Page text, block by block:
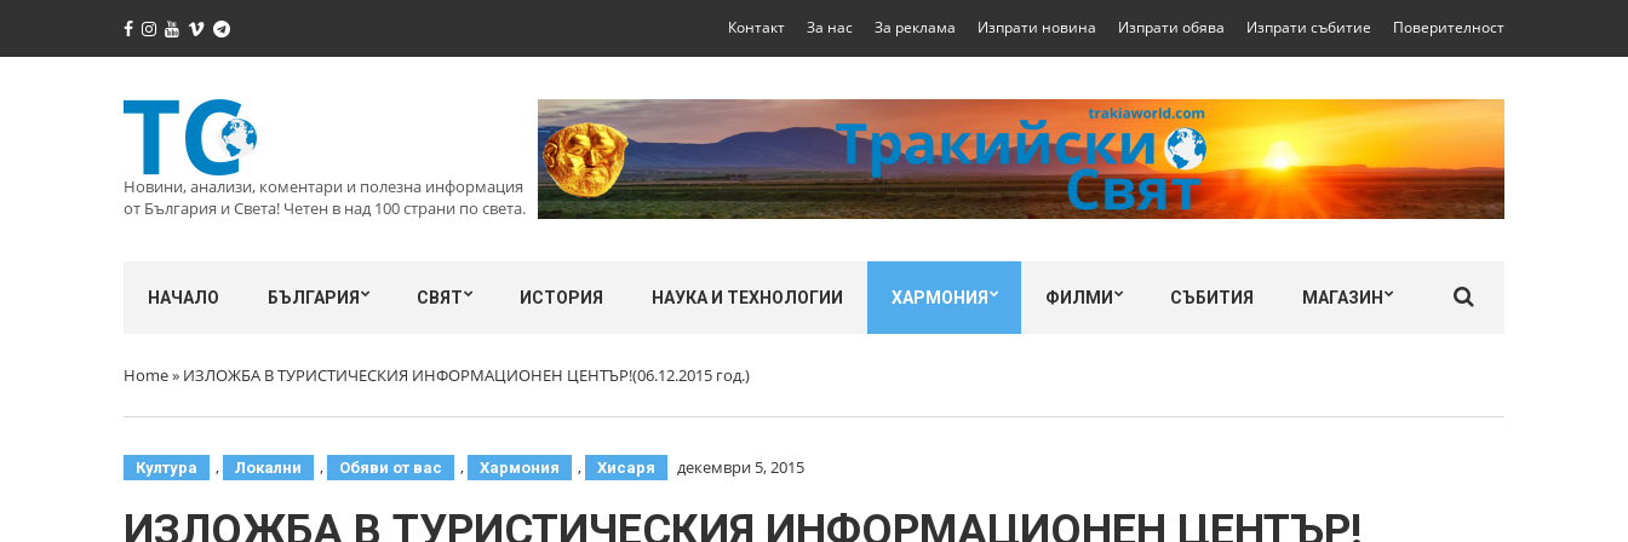
Контакт За нас За реклама Изпрати новина Изпрати обява Изпрати събитие Поверителност
Новини, анализи, коментари и полезна информация
от България и Света! Четен в над 100 страни по света.
НАЧАЛО БЪЛГАРИЯ СВЯТ ИСТОРИЯ НАУКА И ТЕХНОЛОГИИ ХАРМОНИЯ ФИЛМИ СЪБИТИЯ МАГАЗИН
Home» ИЗЛОЖБА В ТУРИСТИЧЕСКИЯ ИНФОРМАЦИОНЕН ЦЕНТЪР!(06.12.2015 год.)
Култура , Локални , Обяви от вас , Хармония , Хисаря декември 5, 2015
ИЗЛОЖБА В ТУРИСТИЧЕСКИЯ ИНФОРМАЦИОНЕН ЦЕНТЪР!